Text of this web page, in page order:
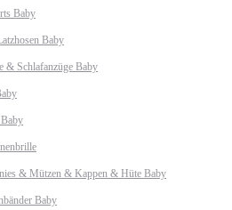
Baby
Baby
& Schlafanzüge Baby
& Mützen & Kappen & Hüte Baby
Baby